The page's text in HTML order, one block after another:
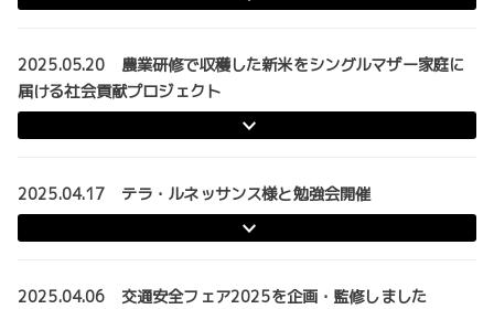
2025.05.20 農業研修で収穫した新米をシングルマザー家庭に
届ける社会貢献プロジェクト
2025.04.17 テラ・ルネッサンス様と勉強会開催
2025.04.06 交通安全フェア2025を企画・監修しました